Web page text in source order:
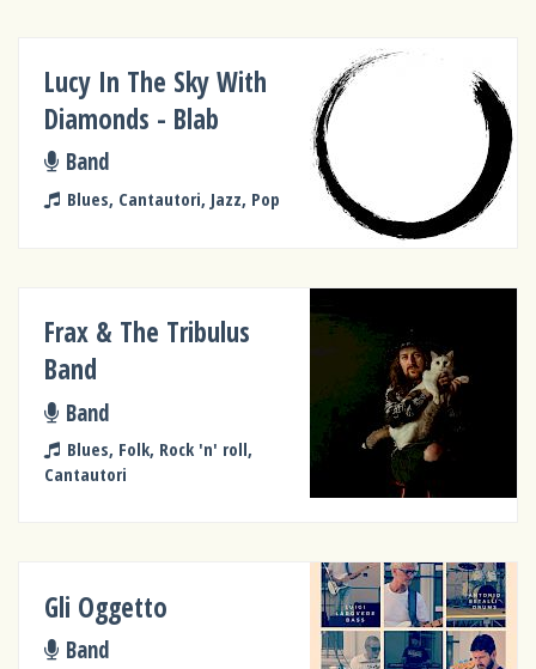
Lucy In The Sky With
Diamonds - Blab
Band
Blues, Cantautori, Jazz, Pop
Frax & The Tribulus
Band
Band
Blues, Folk, Rock 'n' roll,
Cantautori
Gli Oggetto
Band